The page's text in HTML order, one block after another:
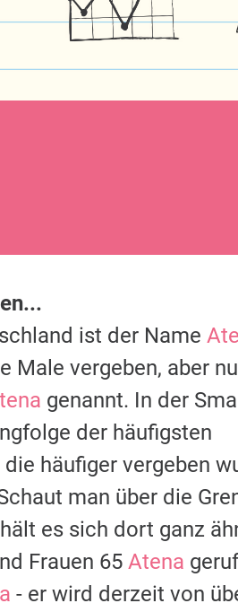
ist der Name
Male vergeben, aber
genannt. In der
der häufigsten
häufiger vergeben
man über die
es sich dort ganz
Frauen 65 Atena
- er wird derzeit von